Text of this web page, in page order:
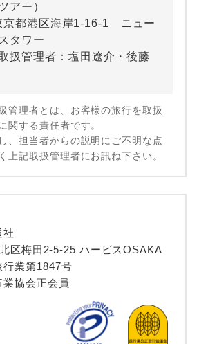
アー）
都港区海岸1-16-1 ニュー
タワー
扱管理者：塩田遼介・後藤
管理者とは、お客様の旅行を取扱
関する責任者です。
、担当者からの説明にご不明な点
上記取扱管理者にお訊ね下さい。
社
区梅田2-5-25 ハービスOSAKA
行業第1847号
業協会正会員